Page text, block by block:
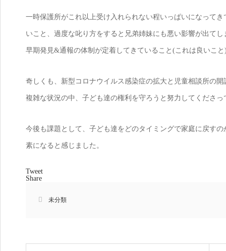
一時保護所がこれ以上受け入れられない程いっぱいになって
いこと、過度な叱り方をすると兄弟姉妹にも悪い影響が出て
早期発見&通報の体制が定着してきていること(これは良いこ
奇しくも、新型コロナウイルス感染症の拡大と児童相談所の
複雑な状況の中、子ども達の権利を守ろうと努力してくださっ
今後も課題として、子ども達をどのタイミングで家庭に戻す
素になると感じました。
Tweet
Share
未分類